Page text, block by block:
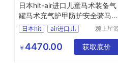
日本hit-air进口儿童马术装备气
罐马术充气护甲防护安全骑马背
心日本hit air进口儿
颍上星
有限公司
￥ 4470.00 获取底价